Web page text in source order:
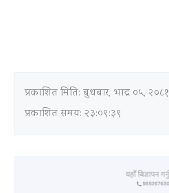
प्रकाशित मिति: बुधबार, भाद्र ०५, २०८१
प्रकाशित समय: २३:०९:३९